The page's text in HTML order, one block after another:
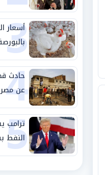
حتمية..
مهمة
3
أسعار
الثلاثاء 4-8-2026
4
حادث
عن
المراغة
5
ترامب
النفط